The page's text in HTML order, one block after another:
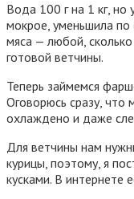
Вода 100 г на 1 кг, но
мокрое, уменьшила по
мяса — любой,
готовой ветчины.
Теперь займемся
Оговорюсь сразу,
охлаждено и даже
Для ветчины нам
курицы, поэтому, я
кусками. В интернете